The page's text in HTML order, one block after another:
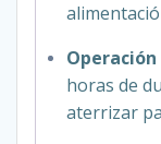
horas de
aterrizar